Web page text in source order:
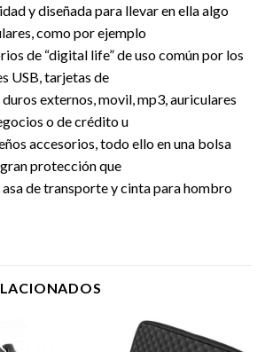
y diseñada para llevar en ella algo
como por ejemplo
de “digital life” de uso común por los
USB, tarjetas de
externos, movil, mp3, auriculares
o de crédito u
accesorios, todo ello en una bolsa
protección que
de transporte y cinta para hombro